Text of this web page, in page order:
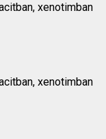
xenotimban
xenotimban